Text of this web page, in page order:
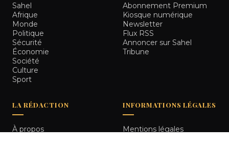
Sahel
Afrique
Monde
Politique
Sécurité
Économie
Société
Culture
Sport
Abonnement Premium
Kiosque numérique
Newsletter
Flux RSS
Annoncer sur Sahel
Tribune
LA RÉDACTION
À propos
INFORMATIONS LÉGALES
Mentions légales